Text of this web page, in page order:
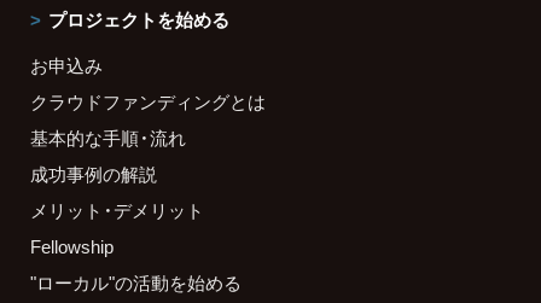
プロジェクトを始める
お申込み
クラウドファンディングとは
基本的な手順・流れ
成功事例の解説
メリット・デメリット
Fellowship
"ローカル"の活動を始める